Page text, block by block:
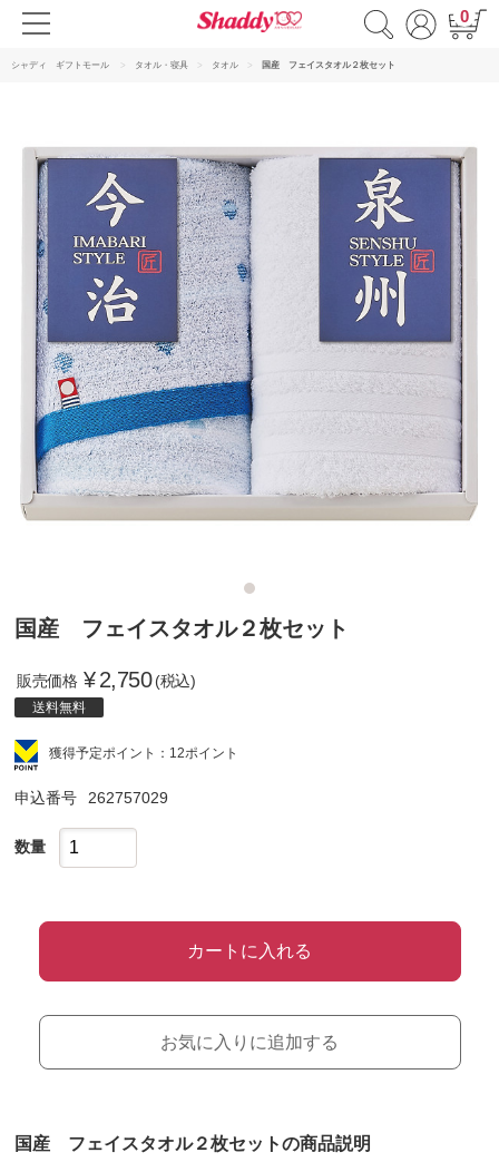
0
シャディ ギフトモール タオル・寝具 タオル 国産 フェイスタオル２枚セット
国産 フェイスタオル２枚セット
販売価格 ¥2,750 (税込)
送料無料
獲得予定ポイント：12ポイント
申込番号 262757029
数量
カートに入れる
お気に入りに追加する
国産 フェイスタオル２枚セットの商品説明